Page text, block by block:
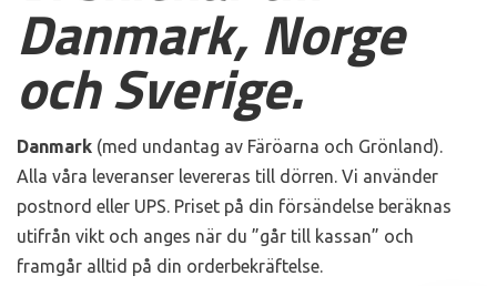
Danmark, Norge
och Sverige.
Danmark (med undantag av Färöarna och Grönland).
Alla våra leveranser levereras till dörren. Vi använder
postnord eller UPS. Priset på din försändelse beräknas
utifrån vikt och anges när du ”går till kassan” och
framgår alltid på din orderbekräftelse.